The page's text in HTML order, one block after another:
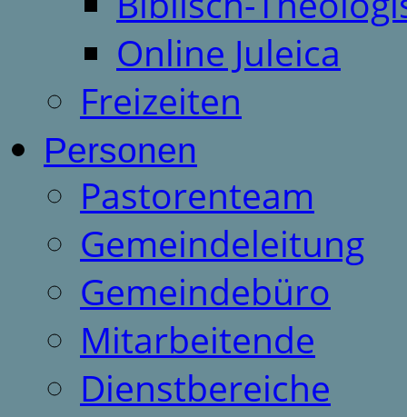
Online Juleica
Freizeiten
Personen
Pastorenteam
Gemeindeleitung
Gemeindebüro
Mitarbeitende
Dienstbereiche